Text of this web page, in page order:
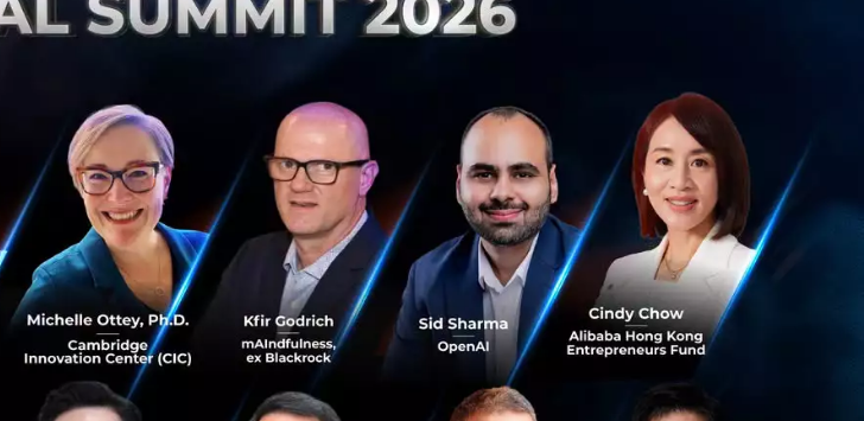
ด้านการจับจ่าย นอกเหนือจากการจ่ายเงินสดแล้ว ปัจจุบัน
อย่างมาก ไม่ว่าจะเป็นพร้อมเพย์ บัตรเครดิต Internet
บบซอฟต์แวร์การเงินในธุรกิจ ภาพคุ้นเคยที่เราคุ้นกันใน
ด กระดาษ การจดบันทึก และพัฒนามาอีกก็คือซอฟต์แวร์
นไปอยู่บน Cloud เกิดซอฟต์แวร์ใหม่ ๆ เข้ามาช่วยใน
ดการการลุงทุน จากการเดินทางไปยังสาขาเพื่อทำการ
ที่เข้ามาช่วยจัดการการลงทุน รวมถึงมีผู้ดูแลการเงินให้